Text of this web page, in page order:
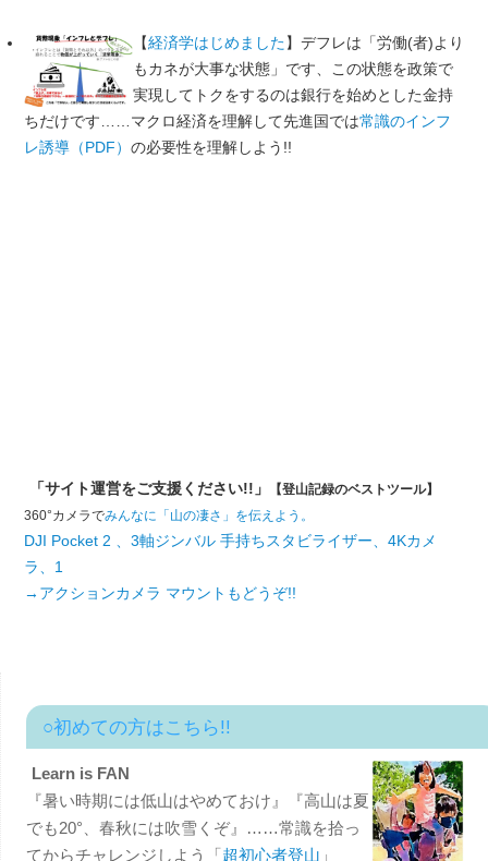
【経済学はじめました】デフレは「労働(者)より
もカネが大事な状態」です、この状態を政策で
実現してトクをするのは銀行を始めとした金持
ちだけです……マクロ経済を理解して先進国では常識のインフ
レ誘導（PDF） の必要性を理解しよう!!
「サイト運営をご支援ください!!」
【登山記録のベストツール】
360°カメラでみんなに「山の凄さ」を伝えよう。
DJI Pocket 2 、3軸ジンバル 手持ちスタビライザー、4Kカメ
ラ、1
→アクションカメラ マウントもどうぞ!!
○初めての方はこちら!!
Learn is FAN
『暑い時期には低山はやめておけ』『高山は夏
でも20°、春秋には吹雪くぞ』……常識を拾っ
てからチャレンジしよう「 超初心者登山 」